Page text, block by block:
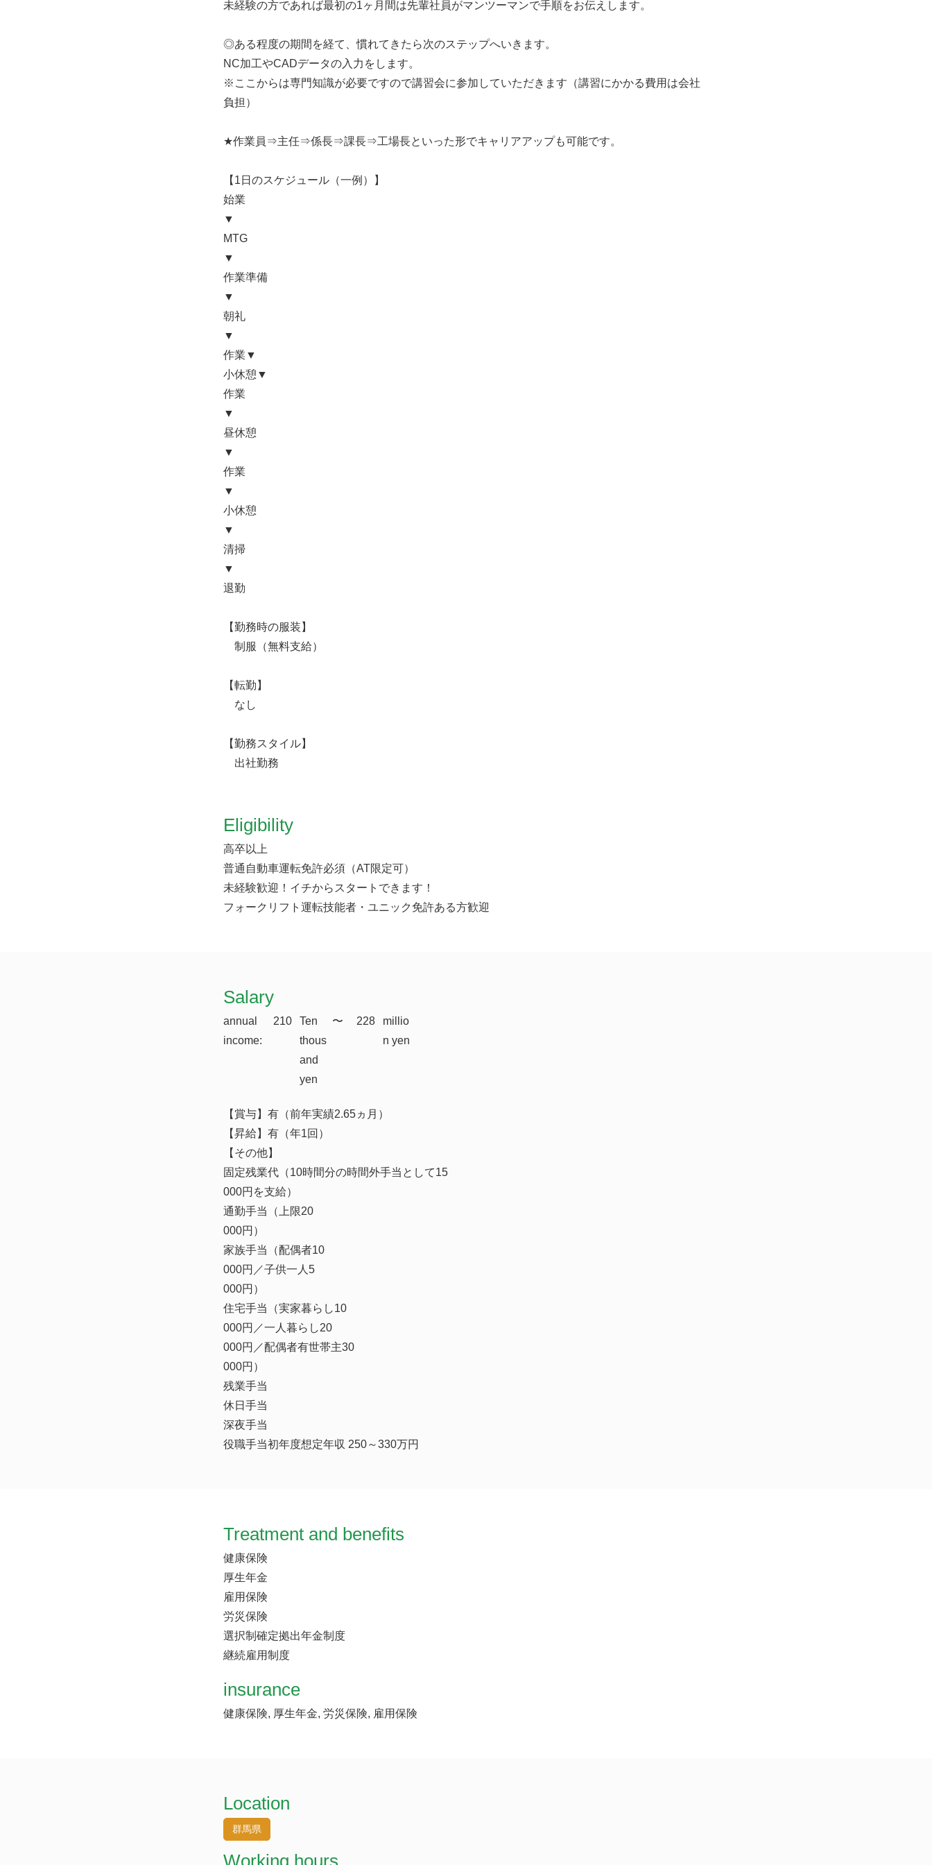
未経験の方であれば最初の1ヶ月間は先輩社員がマンツーマンで手順をお伝えします。
◎ある程度の期間を経て、慣れてきたら次のステップへいきます。
NC加工やCADデータの入力をします。
※ここからは専門知識が必要ですので講習会に参加していただきます（講習にかかる費用は会社
負担）
★作業員⇒主任⇒係長⇒課長⇒工場長といった形でキャリアアップも可能です。
【1日のスケジュール（一例）】
始業
▼
MTG
▼
作業準備
▼
朝礼
▼
作業▼
小休憩▼
作業
▼
昼休憩
▼
作業
▼
小休憩
▼
清掃
▼
退勤
【勤務時の服装】
制服（無料支給）
【転勤】
なし
【勤務スタイル】
出社勤務
Eligibility
高卒以上
普通自動車運転免許必須（AT限定可）
未経験歓迎！イチからスタートできます！
フォークリフト運転技能者・ユニック免許ある方歓迎
​Salary
annual
income:
210
Ten
thous
and
yen
​〜 228
millio
n yen
【賞与】有（前年実績2.65ヵ月）
【昇給】有（年1回）
【その他】
固定残業代（10時間分の時間外手当として15
000円を支給）
通勤手当（上限20
000円）
家族手当（配偶者10
000円／子供一人5
000円）
住宅手当（実家暮らし10
000円／一人暮らし20
000円／配偶者有世帯主30
000円）
残業手当
休日手当
深夜手当
役職手当初年度想定年収 250～330万円
Treatment and benefits
健康保険
厚生年金
雇用保険
労災保険
選択制確定拠出年金制度
継続雇用制度
insurance
健康保険, 厚生年金, 労災保険, 雇用保険
Location
群馬県
Working hours